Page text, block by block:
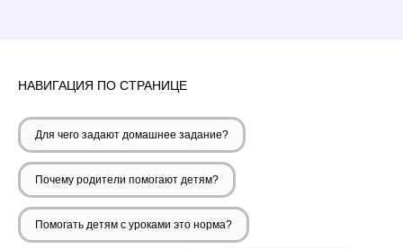
НАВИГАЦИЯ ПО СТРАНИЦЕ
Для чего задают домашнее задание?
Почему родители помогают детям?
Помогать детям с уроками это норма?